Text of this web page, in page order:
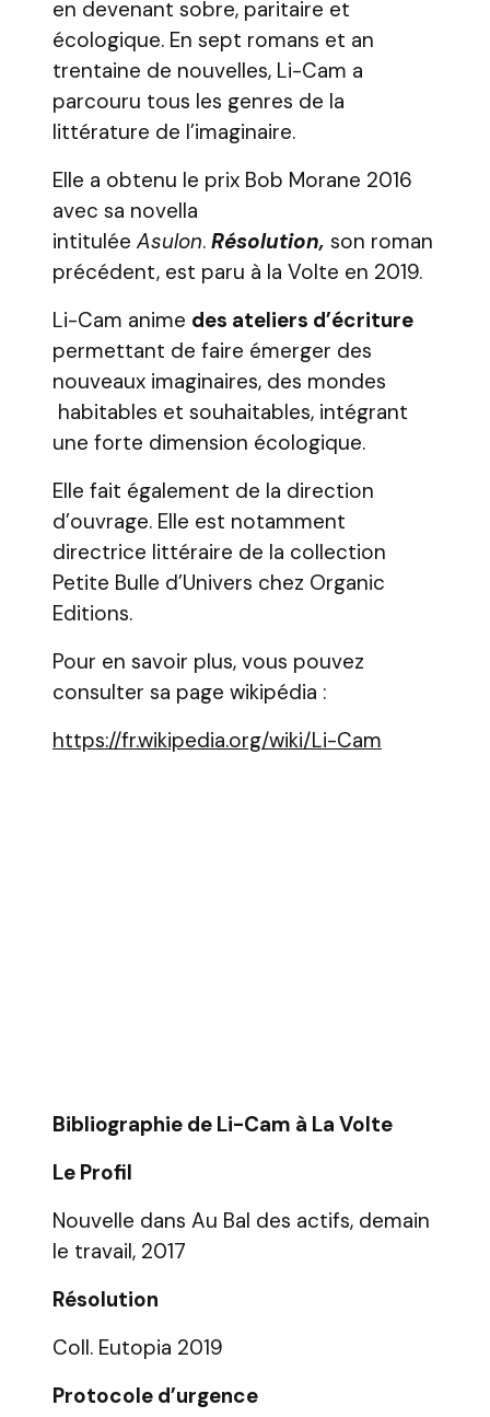
en devenant sobre, paritaire et
écologique. En sept romans et an
trentaine de nouvelles, Li-Cam a
parcouru tous les genres de la
littérature de l’imaginaire.
Elle a obtenu le prix Bob Morane 2016
avec sa novella
intitulée Asulon. Résolution, son roman
précédent, est paru à la Volte en 2019.
Li-Cam anime des ateliers d’écriture
permettant de faire émerger des
nouveaux imaginaires, des mondes
habitables et souhaitables, intégrant
une forte dimension écologique.
Elle fait également de la direction
d’ouvrage. Elle est notamment
directrice littéraire de la collection
Petite Bulle d’Univers chez Organic
Editions.
Pour en savoir plus, vous pouvez
consulter sa page wikipédia :
https://fr.wikipedia.org/wiki/Li-Cam
Bibliographie de Li-Cam à La Volte
Le Profil
Nouvelle dans Au Bal des actifs, demain
le travail, 2017
Résolution
Coll. Eutopia 2019
Protocole d’urgence